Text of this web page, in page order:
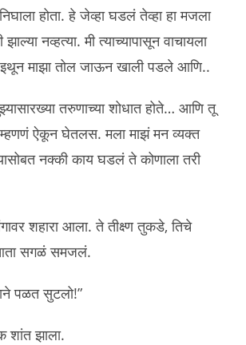
होता. हे जेव्हा घडलं तेव्हा हा मजला
नव्हत्या. मी त्याच्यापासून वाचायला
माझा तोल जाऊन खाली पडले आणि..
तरुणाच्या शोधात होते… आणि तू
ऐकून घेतलस. मला माझं मन व्यक्त
नक्की काय घडलं ते कोणाला तरी
शहारा आला. ते तीक्ष्ण तुकडे, तिचे
सगळं समजलं.
पळत सुटलो!”
शांत झाला.